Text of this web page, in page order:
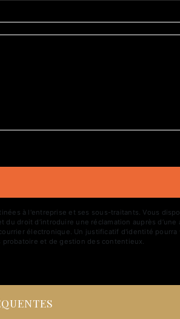
à l'entreprise et ses sous-traitants. Vous
droit d’introduire une réclamation auprès
électronique. Un justificatif d'identité
probatoire et de gestion des contentieux.